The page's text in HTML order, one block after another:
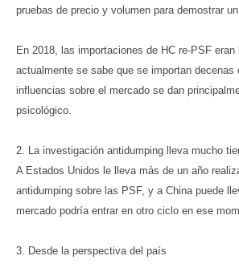
pruebas de precio y volumen para demostrar
En 2018, las importaciones de HC re-PSF
actualmente se sabe que se importan decenas
influencias sobre el mercado se dan
psicológico.
2. La investigación antidumping lleva mucho
A Estados Unidos le lleva más de un año
antidumping sobre las PSF, y a China puede
mercado podría entrar en otro ciclo en ese
3. Desde la perspectiva del país